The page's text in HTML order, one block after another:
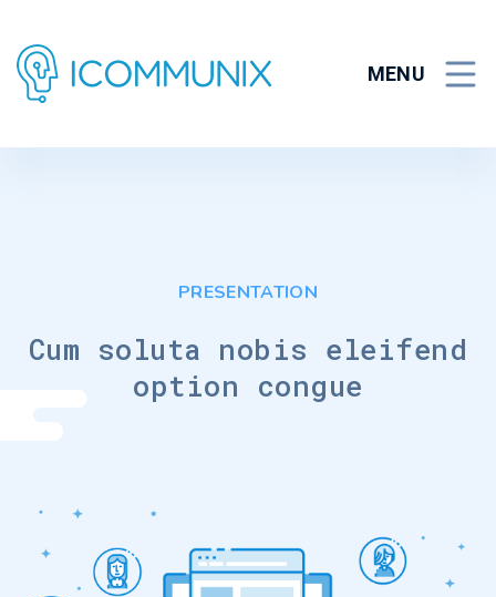
content
MENU
PRESENTATION
Cum soluta nobis eleifend
option congue